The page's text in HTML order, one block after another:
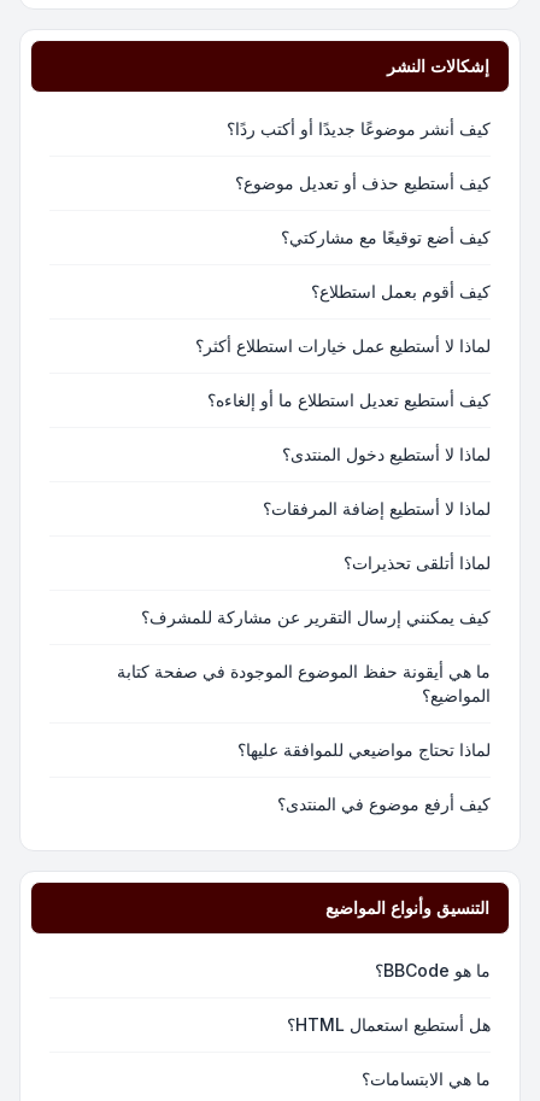
إشكالات النشر
كيف أنشر موضوعًا جديدًا أو أكتب ردًا؟
كيف أستطيع حذف أو تعديل موضوع؟
كيف أضع توقيعًا مع مشاركتي؟
كيف أقوم بعمل استطلاع؟
لماذا لا أستطيع عمل خيارات استطلاع أكثر؟
كيف أستطيع تعديل استطلاع ما أو إلغاءه؟
لماذا لا أستطيع دخول المنتدى؟
لماذا لا أستطيع إضافة المرفقات؟
لماذا أتلقى تحذيرات؟
كيف يمكنني إرسال التقرير عن مشاركة للمشرف؟
ما هي أيقونة حفظ الموضوع الموجودة في صفحة كتابة
المواضيع؟
لماذا تحتاج مواضيعي للموافقة عليها؟
كيف أرفع موضوع في المنتدى؟
التنسيق وأنواع المواضيع
ما هو BBCode؟
هل أستطيع استعمال HTML؟
ما هي الابتسامات؟